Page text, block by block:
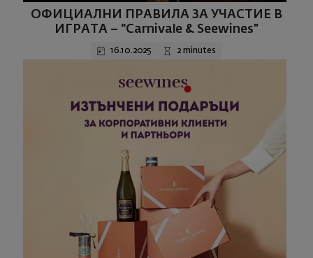
ОФИЦИАЛНИ ПРАВИЛА ЗА УЧАСТИЕ В
ИГРАТА – “Carnivale & Seewines”
16.10.2025 2 minutes